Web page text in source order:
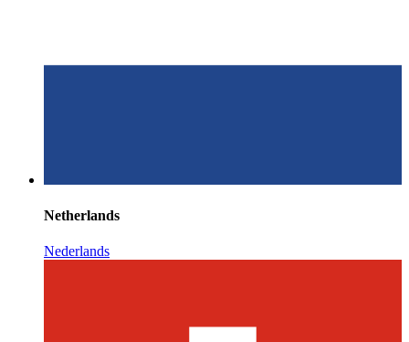
Netherlands
Nederlands